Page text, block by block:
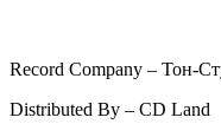
Record Company – Тон-
Distributed By – CD Land